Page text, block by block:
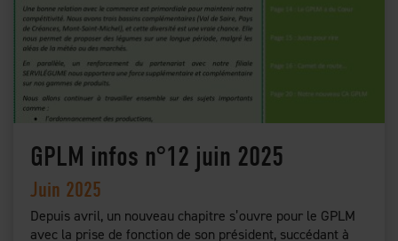
GPLM infos n°12 juin 2025
Juin 2025
Depuis avril, un nouveau chapitre s’ouvre pour le GPLM
avec la prise de fonction de son président, succédant à